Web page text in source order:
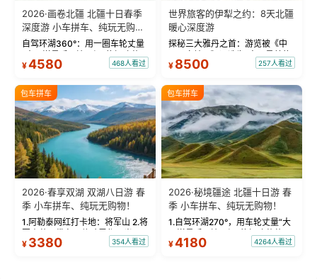
2026·画卷北疆 北疆十日春季
深度游 小车拼车、纯玩无购
物！
自驾环湖360°：用一圈车轮丈量
“大西洋最后一滴眼泪”的极致蔚
蓝。 赛湖旅拍：甄选多款风格服
绝美瞬间。 赛湖坦克300跟车视
频：专业摄影师...
¥4580 468人看过
世界旅客的伊犁之约：8天北疆
暖心深度游
探秘三大雅丹之首：游览被《中
国国家地理》评选为“中国最美的
三大雅丹”第一名的克拉玛依魔鬼
瓦人最大村落——禾木村，欣赏
晨雾与小木...
¥ 8500 257人看过
包车拼车
2026·春享双湖 双湖八日游 春
季 小车拼车、纯玩无购物！
1.阿勒泰网红打卡地：将军山 2.将
军山落日缆车，体验雪都风光 3.
将军山，夕阳派对，蹦迪party 4.
¥ 3380 354人看过
包车拼车
2026·秘境疆途 北疆十日游 春
季 小车拼车、纯玩无购物！
1.自驾环湖270°，用车轮丈量“大
西洋最后一滴眼泪”的极致蔚蓝，
让雪山、花海与深邃湖水在转弯
¥4180 4264人看过